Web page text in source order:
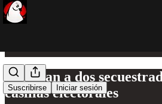
Suscribirse Iniciar sesión
Rescatan a dos
casillas electorales